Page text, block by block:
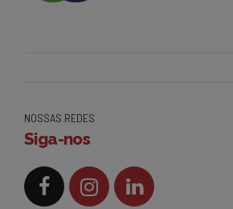
NOSSAS REDES
Siga-nos